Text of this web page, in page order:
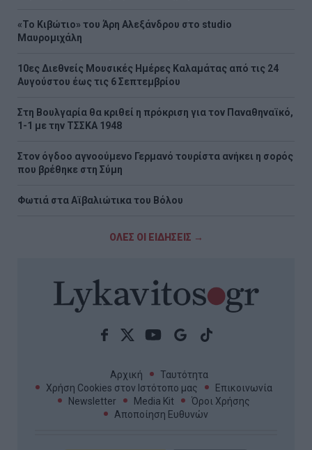
«Το Κιβώτιο» του Άρη Αλεξάνδρου στο studio
Μαυρομιχάλη
10ες Διεθνείς Μουσικές Ημέρες Καλαμάτας από τις 24
Αυγούστου έως τις 6 Σεπτεμβρίου
Στη Βουλγαρία θα κριθεί η πρόκριση για τον Παναθηναϊκό,
1-1 με την ΤΣΣΚΑ 1948
Στον όγδοο αγνοούμενο Γερμανό τουρίστα ανήκει η σορός
που βρέθηκε στη Σύμη
Φωτιά στα Αϊβαλιώτικα του Βόλου
ΟΛΕΣ ΟΙ ΕΙΔΗΣΕΙΣ →
Αρχική
Ταυτότητα
Χρήση Cookies στον Ιστότοπο μας
Επικοινωνία
Newsletter
Media Kit
Όροι Χρήσης
Αποποίηση Ευθυνών